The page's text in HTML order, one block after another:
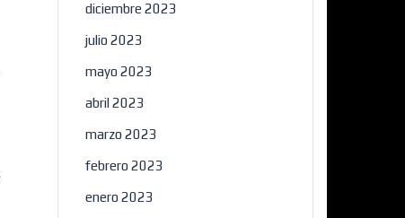
diciembre 2023
julio 2023
mayo 2023
abril 2023
marzo 2023
febrero 2023
enero 2023